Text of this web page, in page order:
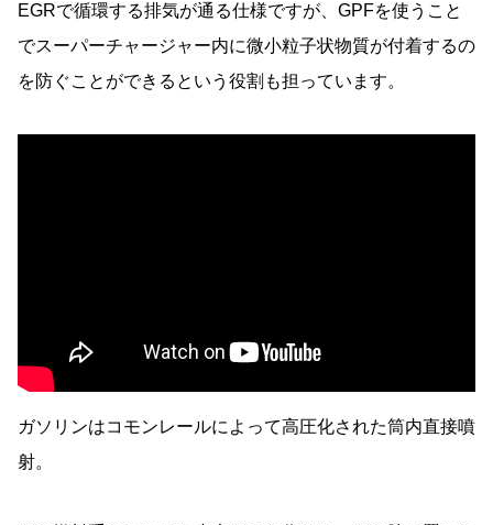
EGRで循環する排気が通る仕様ですが、GPFを使うこと
でスーパーチャージャー内に微小粒子状物質が付着するの
を防ぐことができるという役割も担っています。
ガソリンはコモンレールによって高圧化された筒内直接噴
射。